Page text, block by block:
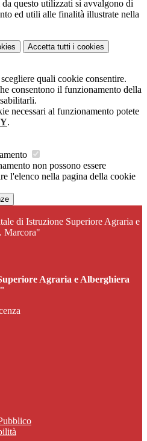
questo utilizzati si avvalgono di
ed utili alle finalità illustrate nella
Accetta tutti i cookies
quali cookie consentire.
consentono il funzionamento della
necessari al funzionamento potete
.
non possono essere
l'elenco nella pagina della cookie
di Istruzione Superiore Agraria e
Marcora"
Agraria e Alberghiera